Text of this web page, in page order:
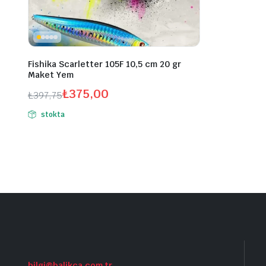
Fishika Scarletter 105F 10,5 cm 20 gr
Maket Yem
₺397,75
Orijinal
fiyat:
₺375,00
Şu
andaki
stokta